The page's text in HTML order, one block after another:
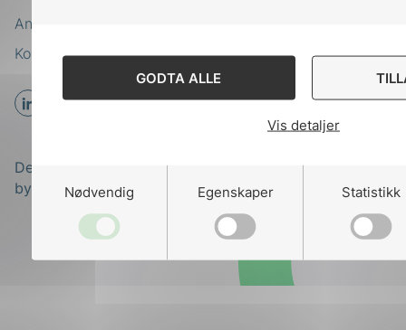
GODTA ALLE
Vis detaljer
Nødvendig Egenskaper Statistikk
Ansatte
nek@nek.no
Kontakt
Designed and developed
by
Stem Agency